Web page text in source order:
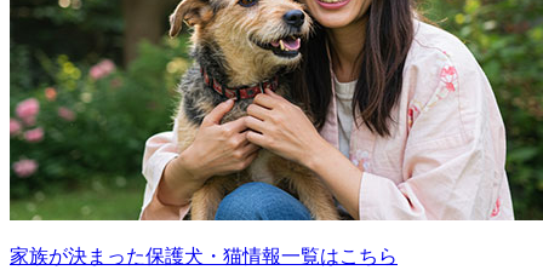
家族が決まった保護犬・猫情報一覧はこちら